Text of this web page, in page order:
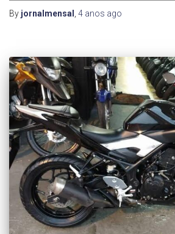
By jornalmensal , 4 anos ago